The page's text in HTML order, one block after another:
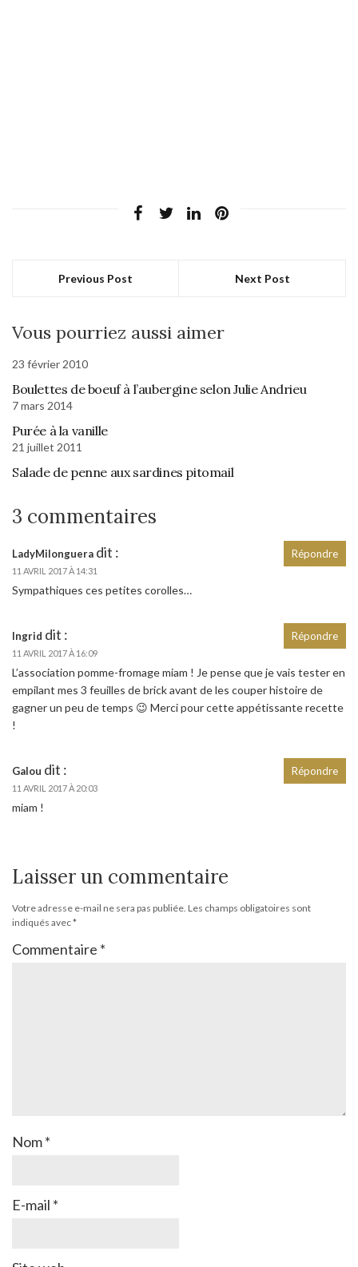
Previous Post Next Post
Vous pourriez aussi aimer
23 février 2010
Boulettes de boeuf à l’aubergine selon Julie Andrieu
7 mars 2014
Purée à la vanille
21 juillet 2011
Salade de penne aux sardines pitomail
3 commentaires
LadyMilonguera dit :
11 AVRIL 2017 À 14:31
Sympathiques ces petites corolles…
Répondre
Ingrid dit :
11 AVRIL 2017 À 16:09
L’association pomme-fromage miam ! Je pense que je vais tester en
empilant mes 3 feuilles de brick avant de les couper histoire de
gagner un peu de temps 😉 Merci pour cette appétissante recette
!
Répondre
Galou dit :
11 AVRIL 2017 À 20:03
miam !
Répondre
Laisser un commentaire
Votre adresse e-mail ne sera pas publiée. Les champs obligatoires sont
indiqués avec*
Commentaire *
Nom*
E-mail *